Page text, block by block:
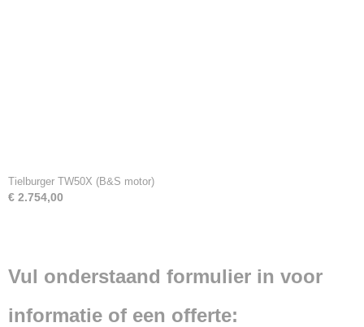
Tielburger TW50X (B&S motor)
€ 2.754,00
Vul onderstaand formulier in voor
informatie of een offerte: